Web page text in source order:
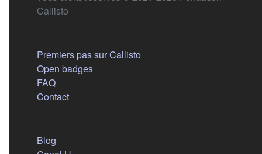
Callisto
Premiers pas sur Callisto
Open badges
FAQ
Contact
Blog